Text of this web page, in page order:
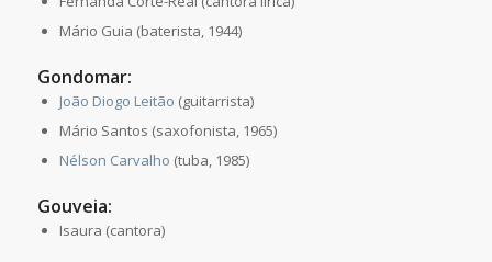
Mário Guia (baterista, 1944)
Gondomar:
João Diogo Leitão (guitarrista)
Mário Santos (saxofonista, 1965)
Nélson Carvalho (tuba, 1985)
Gouveia:
Isaura (cantora)